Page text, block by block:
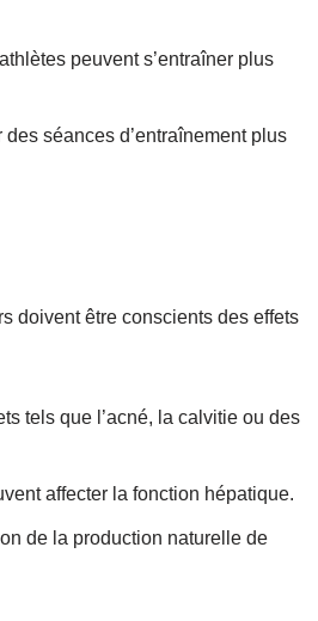
peuvent s’entraîner plus
séances d’entraînement plus
doivent être conscients des effets
tels que l’acné, la calvitie ou des
affecter la fonction hépatique.
de la production naturelle de